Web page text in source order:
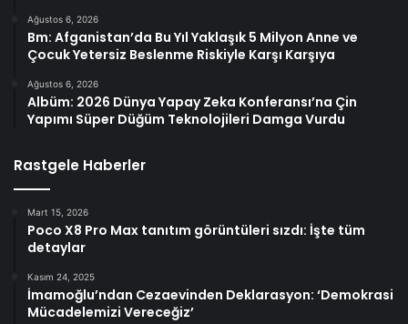
Ağustos 6, 2026
Bm: Afganistan’da Bu Yıl Yaklaşık 5 Milyon Anne ve
Çocuk Yetersiz Beslenme Riskiyle Karşı Karşıya
Ağustos 6, 2026
Albüm: 2026 Dünya Yapay Zeka Konferansı’na Çin
Yapımı Süper Düğüm Teknolojileri Damga Vurdu
Rastgele Haberler
Mart 15, 2026
Poco X8 Pro Max tanıtım görüntüleri sızdı: İşte tüm
detaylar
Kasım 24, 2025
İmamoğlu’ndan Cezaevinden Deklarasyon: ‘Demokrasi
Mücadelemizi Vereceğiz’